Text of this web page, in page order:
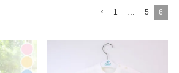
1 5 6